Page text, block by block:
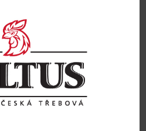
Etiketa PET BOCKBIER 19%
přední+zadní
20 Kč
Přidat do košíku